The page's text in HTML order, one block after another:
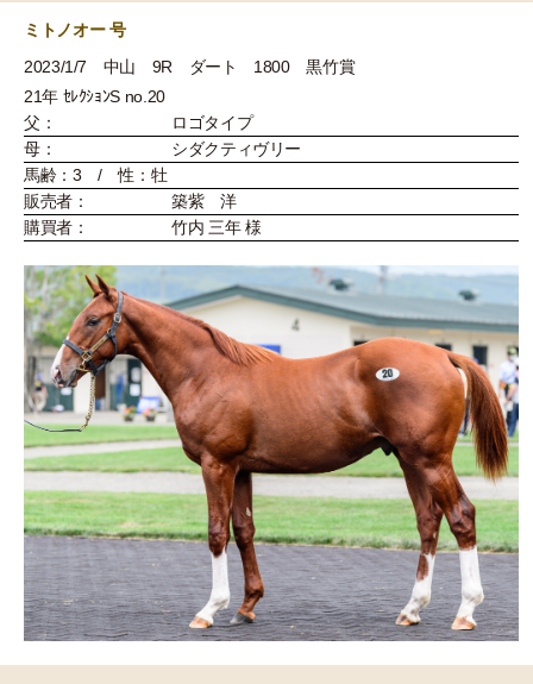
ミトノオー 号
2023/1/7 中山 9R ダート 1800 黒竹賞
21年 ｾﾚｸｼｮﾝS no.20
父：
ロゴタイプ
母：
シダクティヴリー
馬齢：3 / 性：牡
販売者：
築紫 洋
購買者：
竹内 三年 様